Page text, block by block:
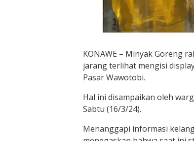
KONAWE – Minyak Goreng
jarang terlihat mengisi
Pasar Wawotobi.
Hal ini disampaikan oleh
Sabtu (16/3/24).
Menanggapi informasi